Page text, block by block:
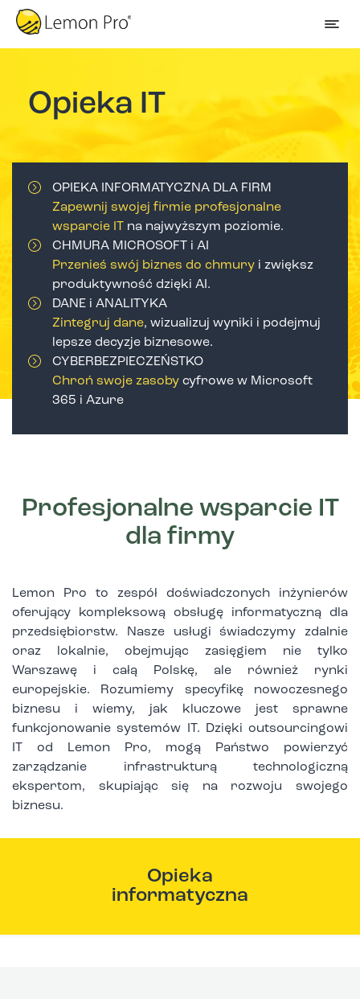
Opieka IT
OPIEKA INFORMATYCZNA DLA FIRM
Zapewnij swojej firmie profesjonalne
wsparcie IT na najwyższym poziomie.
CHMURA MICROSOFT i AI
Przenieś swój biznes do chmury i zwiększ
produktywność dzięki AI.
DANE i ANALITYKA
Zintegruj dane, wizualizuj wyniki i podejmuj
lepsze decyzje biznesowe.
CYBERBEZPIECZEŃSTKO
Chroń swoje zasoby cyfrowe w Microsoft
365 i Azure
Profesjonalne wsparcie IT
dla firmy
Lemon Pro to zespół doświadczonych inżynierów
oferujący kompleksową obsługę informatyczną dla
przedsiębiorstw. Nasze usługi świadczymy zdalnie
oraz lokalnie, obejmując zasięgiem nie tylko
Warszawę i całą Polskę, ale również rynki
europejskie. Rozumiemy specyfikę nowoczesnego
biznesu i wiemy, jak kluczowe jest sprawne
funkcjonowanie systemów IT. Dzięki outsourcingowi
IT od Lemon Pro, mogą Państwo powierzyć
zarządzanie infrastrukturą technologiczną
ekspertom, skupiając się na rozwoju swojego
biznesu.
Opieka
informatyczna